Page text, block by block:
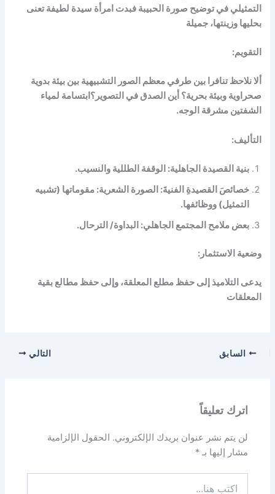
التمثيلي في توضيح صورة الحبيبة فبدت امرأة سيدة لطيفة تعنى
بحليها وزينتها، جميلة
التقويم:
ألا نلاحظ تنافرا بين طرفي معظم الصور التشبيهية بين بيئة بدوية
صحراوية وبيئة بحرية؟ أين الصدق في التصوير؟ ابتسامة لمياء
الشفتين مشرقة الوجه.
التأليف:
بنية القصيدة الجاهلية: الوقفة الطللية والنسيب.
خصائصَ القصيدةِ الفنيةَ: الصورة الشعرية: مقوماتها (تشبيه
التمثيل) ووظائفها.
بعض ملامح المجتمع الجاهلي: البداوة/ الترحال.
وضعية الاستثمار:
يدعى التلاميذ إلى حفظ مطلع المعلقة، وإلى حفظ مطالع بقية
المعلقات
السابق التالي
اترك تعليقاً
لن يتم نشر عنوان بريدك الإلكتروني.
الحقول الإلزامية
مشار إليها بـ*
هنا...